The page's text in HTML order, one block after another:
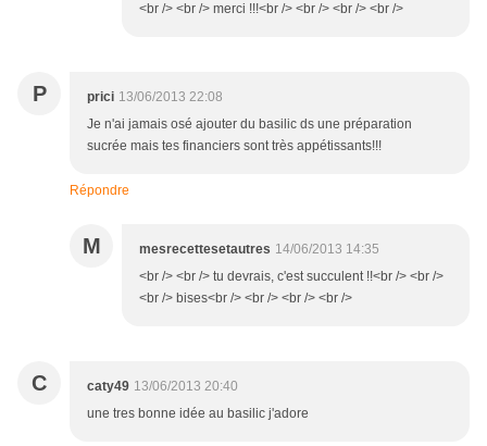
<br /> <br /> merci !!!<br /> <br /> <br /> <br />
P prici 13/06/2013 22:08
Je n'ai jamais osé ajouter du basilic ds une préparation
sucrée mais tes financiers sont très appétissants!!!
Répondre
M mesrecettesetautres 14/06/2013 14:35
<br /> <br /> tu devrais, c'est succulent !!<br /> <br />
<br /> bises<br /> <br /> <br /> <br />
C caty49 13/06/2013 20:40
une tres bonne idée au basilic j'adore